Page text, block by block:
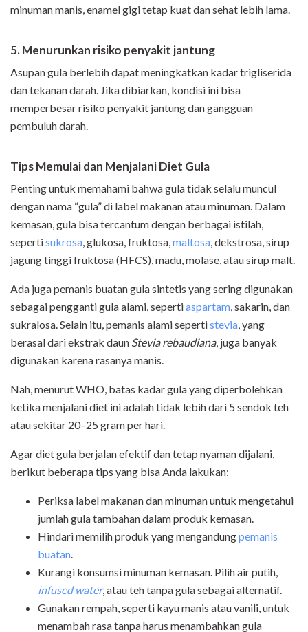
minuman manis, enamel gigi tetap kuat dan sehat lebih lama.
5. Menurunkan risiko penyakit jantung
Asupan gula berlebih dapat meningkatkan kadar trigliserida
dan tekanan darah. Jika dibiarkan, kondisi ini bisa
memperbesar risiko penyakit jantung dan gangguan
pembuluh darah.
Tips Memulai dan Menjalani Diet Gula
Penting untuk memahami bahwa gula tidak selalu muncul
dengan nama “gula” di label makanan atau minuman. Dalam
kemasan, gula bisa tercantum dengan berbagai istilah,
sepertisukrosa , glukosa, fruktosa, maltosa , dekstrosa, sirup
jagung tinggi fruktosa (HFCS), madu, molase, atau sirup malt.
Ada juga pemanis buatan gula sintetis yang sering digunakan
sebagai pengganti gula alami, sepertiaspartam , sakarin, dan
sukralosa. Selain itu, pemanis alami sepertistevia , yang
berasal dari ekstrak daun Stevia rebaudiana, juga banyak
digunakan karena rasanya manis.
Nah, menurut WHO, batas kadar gula yang diperbolehkan
ketika menjalani diet ini adalah tidak lebih dari 5 sendok teh
atau sekitar 20–25 gram per hari.
Agar diet gula berjalan efektif dan tetap nyaman dijalani,
berikut beberapa tips yang bisa Anda lakukan:
Periksa label makanan dan minuman untuk mengetahui
jumlah gula tambahan dalam produk kemasan.
Hindari memilih produk yang mengandungpemanis
buatan
Kurangi konsumsi minuman kemasan. Pilih air putih,
infused water, atau teh tanpa gula sebagai alternatif.
Gunakan rempah, seperti kayu manis atau vanili, untuk
menambah rasa tanpa harus menambahkan gula